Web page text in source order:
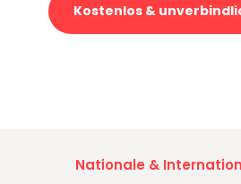
Kostenlos &
Nationale &